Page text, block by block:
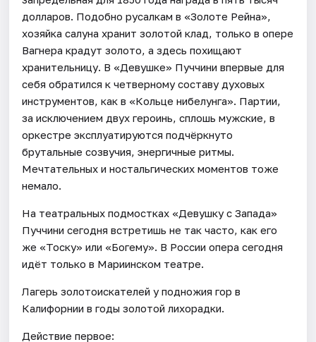
долларов. Подобно русалкам в «Золоте Рейна»,
хозяйка салуна хранит золотой клад, только в опере
Вагнера крадут золото, а здесь похищают
хранительницу. В «Девушке» Пуччини впервые для
себя обратился к четверному составу духовых
инструментов, как в «Кольце нибелунга». Партии,
за исключением двух героинь, сплошь мужские, в
оркестре эксплуатируются подчёркнуто
брутальные созвучия, энергичные ритмы.
Мечтательных и ностальгических моментов тоже
немало.
На театральных подмостках «Девушку с Запада»
Пуччини сегодня встретишь не так часто, как его
же «Тоску» или «Богему». В России опера сегодня
идёт только в Мариинском театре.
Лагерь золотоискателей у подножия гор в
Калифорнии в годы золотой лихорадки.
Действие первое: